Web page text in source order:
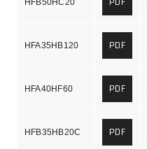
HFB50HC20
HFA35HB120 PDF
HFA40HF60 PDF
HFB35HB20C PDF